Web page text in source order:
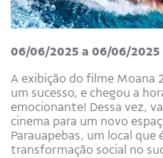
06/06/2025 a 06/06/2025
A exibição do filme Moana
um sucesso, e chegou a
emocionante! Dessa vez,
cinema para um novo
Parauapebas, um local que
transformação social no